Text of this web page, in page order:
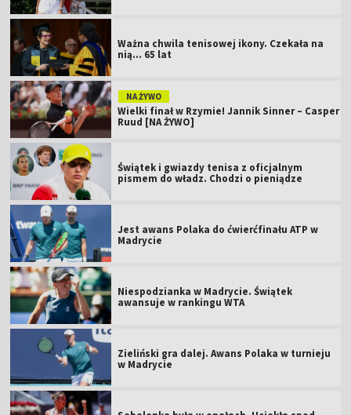
Ważna chwila tenisowej ikony. Czekała na
nią... 65 lat
NA ŻYWO
Wielki finał w Rzymie! Jannik Sinner – Casper
Ruud [NA ŻYWO]
Świątek i gwiazdy tenisa z oficjalnym
pismem do władz. Chodzi o pieniądze
Jest awans Polaka do ćwierćfinału ATP w
Madrycie
Niespodzianka w Madrycie. Świątek
awansuje w rankingu WTA
Zieliński gra dalej. Awans Polaka w turnieju
w Madrycie